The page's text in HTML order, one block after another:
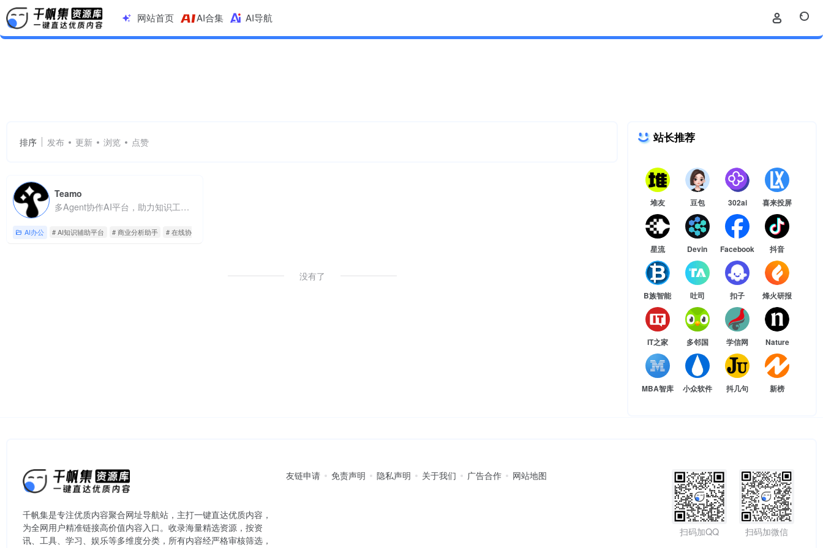
网站首页 AI合集 AI导航
排序 发布 更新 浏览 点赞
Teamo
多Agent协作AI平台，助力知识工作全流程高效完成
AI办公 # AI知识辅助平台 # 商业分析助手 # 在线协作AI工具
没有了
站长推荐
堆友 豆包 302ai 喜来投屏
星流 Devin Facebook 抖音
B族智能 吐司 扣子 烽火研报
IT之家 多邻国 学信网 Nature
MBA智库 小众软件 抖几句 新榜
千帆集是专注优质内容聚合网址导航站，主打一键直达优质内容，
为全网用户精准链接高价值内容入口。​收录海量精选资源，按资
讯、工具、学习、娱乐等多维度分类，所有内容经严格审核筛选，
友链申请 免责声明 隐私声明 关于我们 广告合作 网站地图
扫码加QQ 扫码加微信